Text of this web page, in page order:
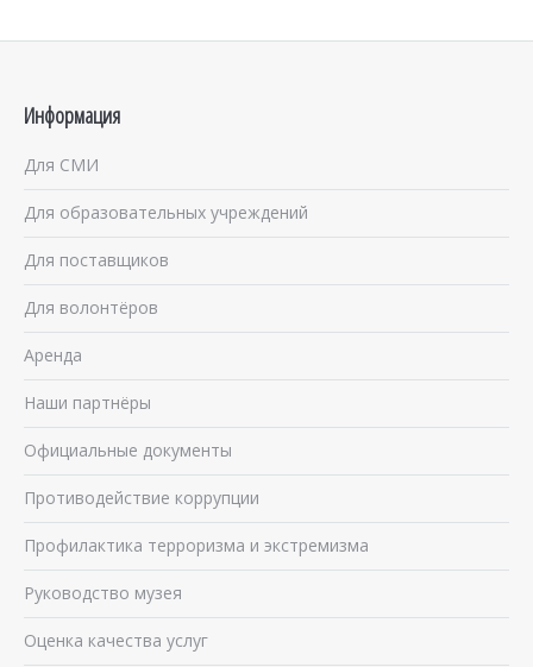
Информация
Для СМИ
Для образовательных учреждений
Для поставщиков
Для волонтёров
Аренда
Наши партнёры
Официальные документы
Противодействие коррупции
Профилактика терроризма и экстремизма
Руководство музея
Оценка качества услуг